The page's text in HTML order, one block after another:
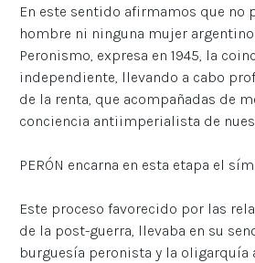
En este sentido afirmamos que no
hombre ni ninguna mujer
Peronismo, expresa en 1945, la
independiente, llevando a cabo
de la renta, que acompañadas de
conciencia antiimperialista de
PERÓN encarna en esta etapa el
Este proceso favorecido por las
de la post-guerra, llevaba en su
burguesía peronista y la oligarquía